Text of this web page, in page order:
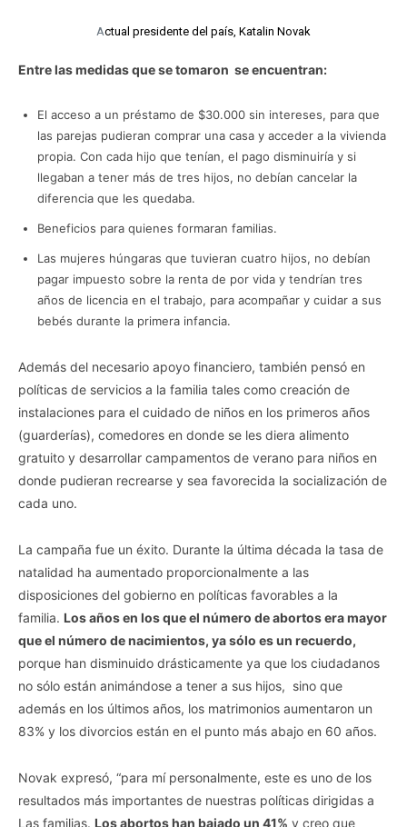
Actual presidente del país, Katalin Novak
Entre las medidas que se tomaron se encuentran:
El acceso a un préstamo de $30.000 sin intereses, para que
las parejas pudieran comprar una casa y acceder a la vivienda
propia. Con cada hijo que tenían, el pago disminuiría y si
llegaban a tener más de tres hijos, no debían cancelar la
diferencia que les quedaba.
Beneficios para quienes formaran familias.
Las mujeres húngaras que tuvieran cuatro hijos, no debían
pagar impuesto sobre la renta de por vida y tendrían tres
años de licencia en el trabajo, para acompañar y cuidar a sus
bebés durante la primera infancia.
Además del necesario apoyo financiero, también pensó en
políticas de servicios a la familia tales como creación de
instalaciones para el cuidado de niños en los primeros años
(guarderías), comedores en donde se les diera alimento
gratuito y desarrollar campamentos de verano para niños en
donde pudieran recrearse y sea favorecida la socialización de
cada uno.
La campaña fue un éxito. Durante la última década la tasa de
natalidad ha aumentado proporcionalmente a las
disposiciones del gobierno en políticas favorables a la
familia. Los años en los que el número de abortos era mayor
que el número de nacimientos, ya sólo es un recuerdo,
porque han disminuido drásticamente ya que los ciudadanos
no sólo están animándose a tener a sus hijos, sino que
además en los últimos años, los matrimonios aumentaron un
83% y los divorcios están en el punto más abajo en 60 años.
Novak expresó, “para mí personalmente, este es uno de los
resultados más importantes de nuestras políticas dirigidas a
Las familias. Los abortos han bajado un 41% y creo que